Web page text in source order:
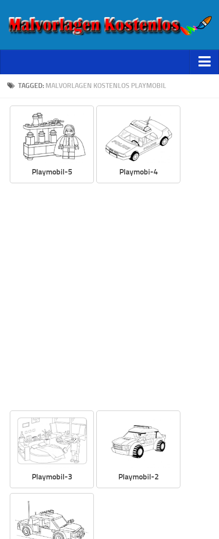
Starseite
TAGGED: MALVORLAGEN KOSTENLOS PLAYMOBIL
Playmobil-5 Playmobi-4
Playmobil-3 Playmobil-2